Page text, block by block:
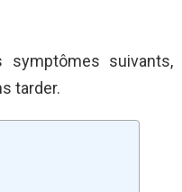
symptômes suivants,
tarder.